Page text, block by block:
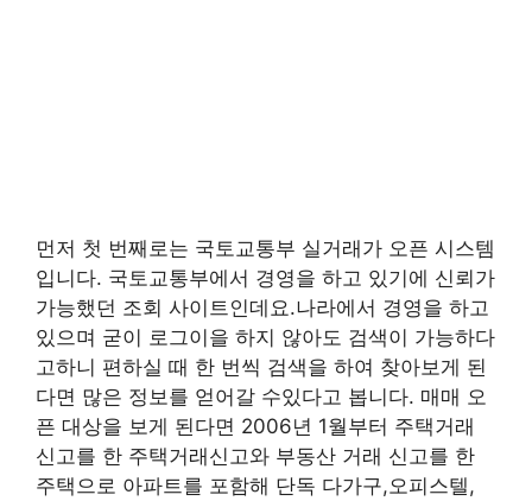
먼저 첫 번째로는 국토교통부 실거래가 오픈 시스템
입니다. 국토교통부에서 경영을 하고 있기에 신뢰가
가능했던 조회 사이트인데요.나라에서 경영을 하고
있으며 굳이 로그이을 하지 않아도 검색이 가능하다
고하니 편하실 때 한 번씩 검색을 하여 찾아보게 된
다면 많은 정보를 얻어갈 수있다고 봅니다. 매매 오
픈 대상을 보게 된다면 2006년 1월부터 주택거래
신고를 한 주택거래신고와 부동산 거래 신고를 한
주택으로 아파트를 포함해 단독 다가구,오피스텔,